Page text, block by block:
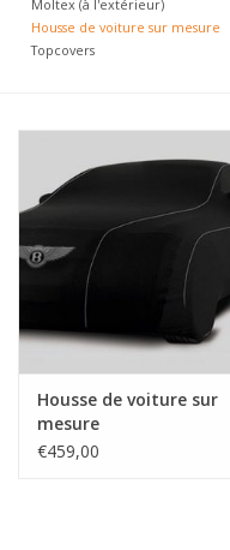
Moltex (à l'extérieur)
Housse de voiture sur mesure
Topcovers
Housse de voiture sur
mesure
€459,00